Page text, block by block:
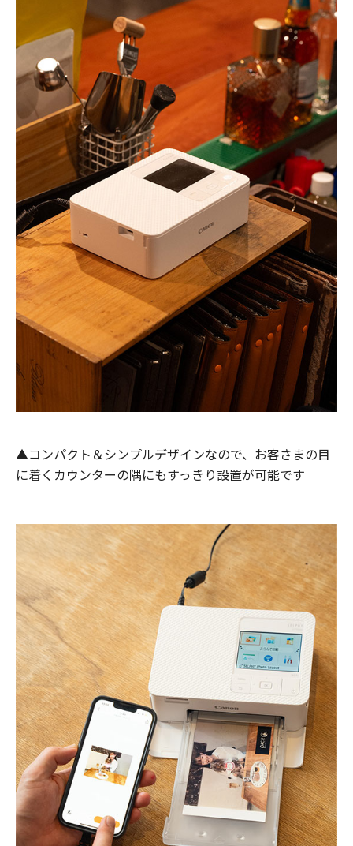
▲コンパクト＆シンプルデザインなので、お客さまの目
に着くカウンターの隅にもすっきり設置が可能です